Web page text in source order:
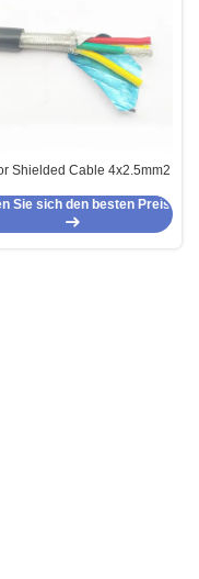
Shielded Cable 4x2.5mm2
Sie sich den besten Preis